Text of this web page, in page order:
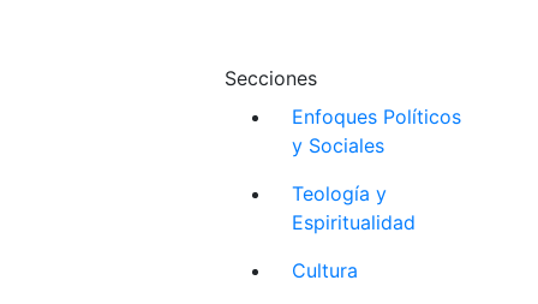
Secciones
Enfoques Políticos
y Sociales
Teología y
Espiritualidad
Cultura